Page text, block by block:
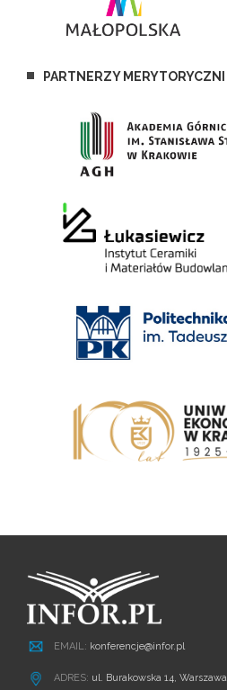
PARTNERZY MERYTORYCZNI
EMAIL: konferencje@infor.pl
ADRES: ul. Burakowska 14, Warszawa